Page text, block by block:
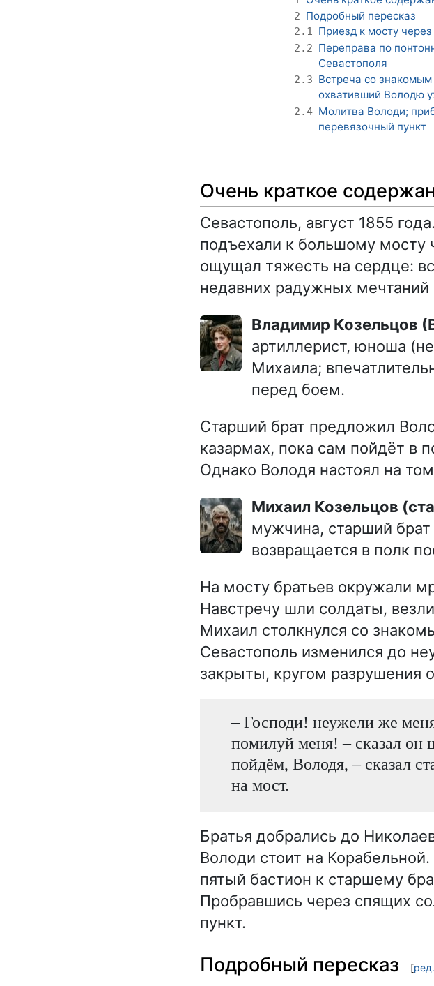
2 Подробный пересказ
2.1 Приезд к мосту
2.2 Переправа по
Севастополя
2.3 Встреча со
охвативший Володю
2.4 Молитва Володи;
перевязочный пункт
Очень краткое
Севастополь, август 1855
подъехали к большому мосту
ощущал тяжесть на сердце:
недавних радужных мечтаний
Владимир Козельцов
артиллерист, юноша
Михаила;
перед боем.
Старший брат предложил
казармах, пока сам пойдёт в
Однако Володя настоял на
Михаил Козельцов
мужчина, старший
возвращается в полк
На мосту братьев окружали
Навстречу шли солдаты,
Михаил столкнулся со
Севастополь изменился до
закрыты, кругом разрушения
– Господи! неужели же
помилуй меня! – сказал он
пойдём, Володя, – сказал
на мост.
Братья добрались до
Володи стоит на
пятый бастион к старшему
Пробравшись через спящих
пункт.
Подробный пересказ [ред.